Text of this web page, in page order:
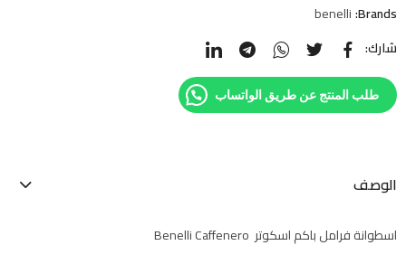
Brands:
benelli
شارك:
طلب المنتج عن طريق الواتساب
الوصف
اسطوانة فرامل باكم اسكوتر Benelli Caffenero